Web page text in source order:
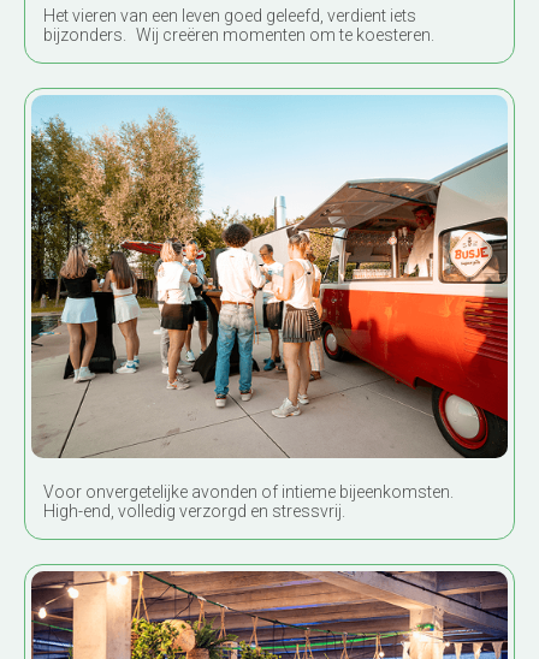
Jubilea & verjaardagen
Het vieren van een leven goed geleefd, verdient iets
bijzonders. Wij creëren momenten om te koesteren.
Unieke privéfeesten
Voor onvergetelijke avonden of intieme bijeenkomsten.
High-end, volledig verzorgd en stressvrij.